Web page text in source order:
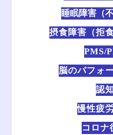
睡眠障害（
摂食障害（拒
PMS/
脳のパフォ
認
慢性疲
コロナ